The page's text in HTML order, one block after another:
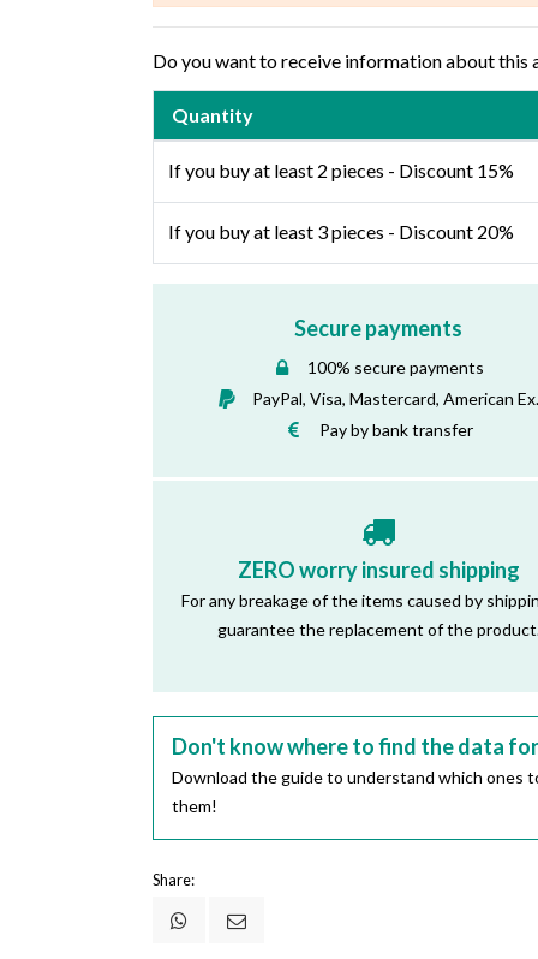
Do you want to receive information about this
Quantity
If you buy at least 2 pieces - Discount 15%
If you buy at least 3 pieces - Discount 20%
Secure payments
100% secure payments
PayPal, Visa, Mastercard, American
Pay by bank transfer
ZERO worry insured shipping
For any breakage of the items caused by
guarantee the replacement of the
Don't know where to find the data
Download the guide to understand which ones
them!
Share: